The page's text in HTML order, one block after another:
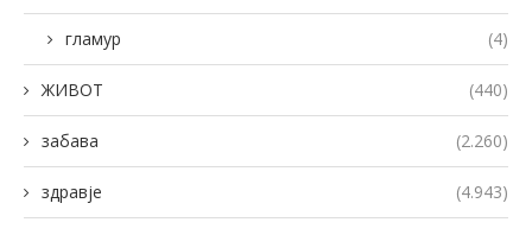
гламур (4)
ЖИВОТ (440)
забава (2.260)
здравје (4.943)